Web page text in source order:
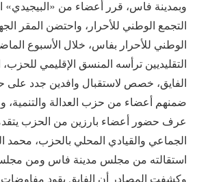
وبمدينة فاس، قرر أعضاء من «البيجيدي»
التجمع الوطني للأحرار، واحتضن المقر
الوطني للأحرار بفاس، خلال الأسبوع
التقليديين ترأسه المنسق الإقليمي للحزب،
الفايق، خصص لاستقبال وافدين جدد على
ضمنهم أعضاء من حزب العدالة والتنمية،
عرف حضور أعضاء بارزين من الحزب
الجماعي والقيادي المحلي بالحزب، محمد
استقالته من مجلس مدينة فاس ومن
وكشفت المصادر أن الفايق يقود